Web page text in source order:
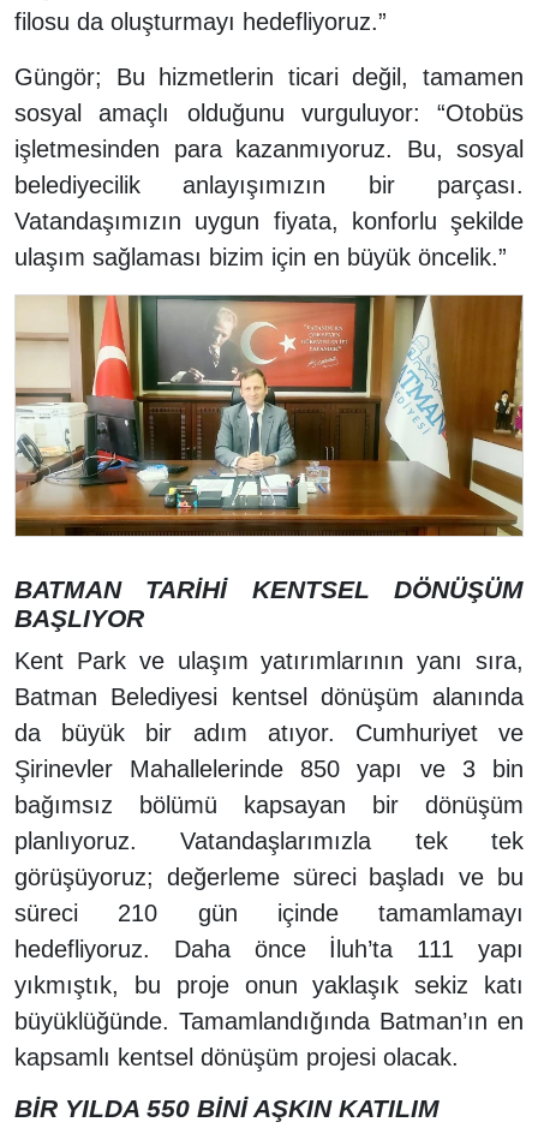
filosu da oluşturmayı hedefliyoruz.”
Güngör; Bu hizmetlerin ticari değil, tamamen
sosyal amaçlı olduğunu vurguluyor: “Otobüs
işletmesinden para kazanmıyoruz. Bu, sosyal
belediyecilik anlayışımızın bir parçası.
Vatandaşımızın uygun fiyata, konforlu şekilde
ulaşım sağlaması bizim için en büyük öncelik.”
BATMAN TARİHİ KENTSEL DÖNÜŞÜM
BAŞLIYOR
Kent Park ve ulaşım yatırımlarının yanı sıra,
Batman Belediyesi kentsel dönüşüm alanında
da büyük bir adım atıyor. Cumhuriyet ve
Şirinevler Mahallelerinde 850 yapı ve 3 bin
bağımsız bölümü kapsayan bir dönüşüm
planlıyoruz. Vatandaşlarımızla tek tek
görüşüyoruz; değerleme süreci başladı ve bu
süreci 210 gün içinde tamamlamayı
hedefliyoruz. Daha önce İluh’ta 111 yapı
yıkmıştık, bu proje onun yaklaşık sekiz katı
büyüklüğünde. Tamamlandığında Batman’ın en
kapsamlı kentsel dönüşüm projesi olacak.
BİR YILDA 550 BİNİ AŞKIN KATILIM